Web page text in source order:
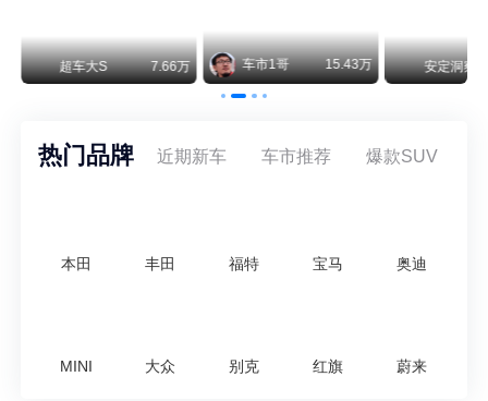
超车大S 7.66万 车市1哥 15.43万 安定洞察
热门品牌 近期新车 车市推荐 爆款SUV
本田 丰田 福特 宝马 奥迪
MINI 大众 别克 红旗 蔚来